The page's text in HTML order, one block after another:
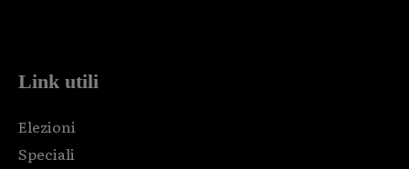
Link utili
Elezioni
Speciali